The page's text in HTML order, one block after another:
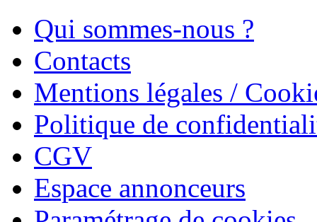
Qui sommes-nous ?
Contacts
Mentions légales /
Politique de
CGV
Espace annonceurs